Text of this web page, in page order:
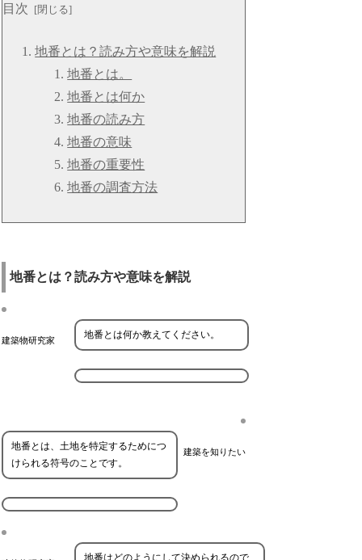
目次
地番とは？読み方や意味を解説
地番とは。
地番とは何か
地番の読み方
地番の意味
地番の重要性
地番の調査方法
地番とは？読み方や意味を解説
建築物研究家 地番とは何か教えてください。
建築を知りたい
地番とは、土地を特定するためにつ
けられる符号のことです。
地番はどのようにして決められるので